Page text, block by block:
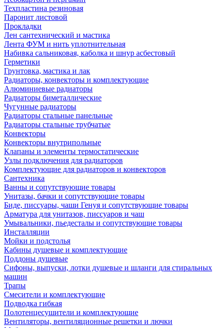
Техпластина резиновая
Паронит листовой
Прокладки
Лен сантехнический и мастика
Лента ФУМ и нить уплотнительная
Набивка сальниковая, каболка и шнур асбестовый
Герметики
Грунтовка, мастика и лак
Радиаторы, конвекторы и комплектующие
Алюминиевые радиаторы
Радиаторы биметаллические
Чугунные радиаторы
Радиаторы стальные панельные
Радиаторы стальные трубчатые
Конвекторы
Конвекторы внутрипольные
Клапаны и элементы термостатические
Узлы подключения для радиаторов
Комплектующие для радиаторов и конвекторов
Сантехника
Ванны и сопутствующие товары
Унитазы, бачки и сопутствующие товары
Биде, писсуары, чаши Генуя и сопутствующие товары
Арматура для унитазов, писсуаров и чаш
Умывальники, пьедесталы и сопутствующие товары
Инсталляции
Мойки и подстолья
Кабины душевые и комплектующие
Поддоны душевые
Сифоны, выпуски, лотки душевые и шланги для стиральных
машин
Трапы
Смесители и комплектующие
Подводка гибкая
Полотенцесушители и комплектующие
Вентиляторы, вентиляционные решетки и лючки